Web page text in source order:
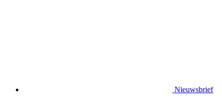
Nieuwsbrief